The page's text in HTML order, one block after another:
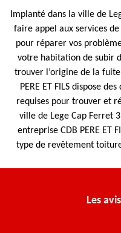
Implanté dans la ville de
faire appel aux services de
pour réparer vos
votre habitation de subir
trouver l’origine de la
PERE ET FILS dispose
requises pour trouver et
ville de Lege Cap Ferret
entreprise CDB PERE ET
type de revêtement
Les